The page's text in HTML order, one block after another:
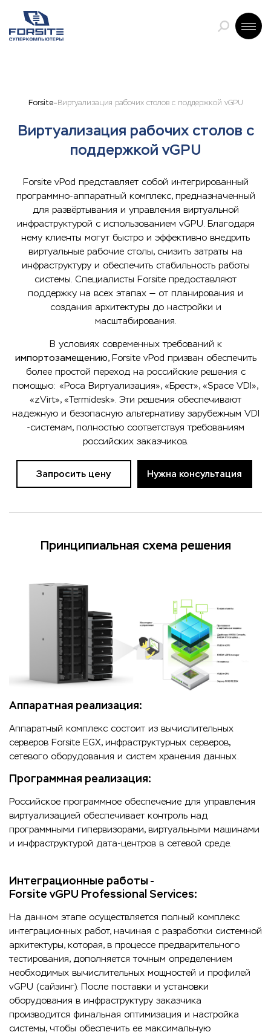
Forsite Виртуализация рабочих столов с поддержкой vGPU
Виртуализация рабочих столов с
поддержкой vGPU
Forsite vPod представляет собой интегрированный
программно-аппаратный комплекс, предназначенный
для развёртывания и управления виртуальной
инфраструктурой с использованием vGPU. Благодаря
нему клиенты могут быстро и эффективно внедрить
виртуальные рабочие столы, снизить затраты на
инфраструктуру и обеспечить стабильность работы
системы. Специалисты Forsite предоставляют
поддержку на всех этапах — от планирования и
создания архитектуры до настройки и
масштабирования.
В условиях современных требований к
импортозамещению, Forsite vPod призван обеспечить
более простой переход на российские решения с
помощью: «Роса Виртуализация», «Брест», «Space VDI»,
«zVirt», «Termidesk». Эти решения обеспечивают
надежную и безопасную альтернативу зарубежным VDI
-системам, полностью соответствуя требованиям
российских заказчиков.
Запросить цену Нужна консультация
Принципиальная схема решения
Аппаратная реализация:
Аппаратный комплекс состоит из вычислительных
серверов Forsite EGX, инфраструктурных серверов,
сетевого оборудования и систем хранения данных.
Программная реализация:
Российское программное обеспечение для управления
виртуализацией обеспечивает контроль над
программными гипервизорами, виртуальными машинами
и инфраструктурой дата-центров в сетевой среде.
Интеграционные работы -
Forsite vGPU Professional Serviсes:
На данном этапе осуществляется полный комплекс
интеграционных работ, начиная с разработки системной
архитектуры, которая, в процессе предварительного
тестирования, дополняется точным определением
необходимых вычислительных мощностей и профилей
vGPU (сайзинг). После поставки и установки
оборудования в инфраструктуру заказчика
производится финальная оптимизация и настройка
системы, чтобы обеспечить ее максимальную